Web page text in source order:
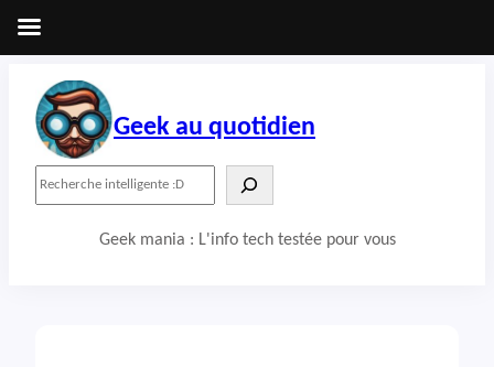
contenu
Geek au quotidien
Geek mania : L'info tech testée pour vous